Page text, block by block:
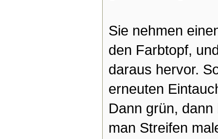
Sie nehmen
den Farbtopf,
daraus hervor.
erneuten
Dann grün,
man Streifen